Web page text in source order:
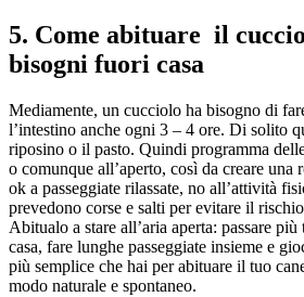
5. Come abituare il
bisogni fuori casa
Mediamente, un cucciolo ha bisogno di
l’intestino anche ogni 3 – 4 ore. Di solito
riposino o il pasto. Quindi programma
o comunque all’aperto, così da creare una
ok a passeggiate rilassate, no all’attività
prevedono corse e salti per evitare il
Abitualo a stare all’aria aperta: passare
casa, fare lunghe passeggiate insieme e
più semplice che hai per abituare il tuo
modo naturale e spontaneo.